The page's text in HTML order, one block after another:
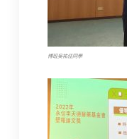
博班吳祐任同學